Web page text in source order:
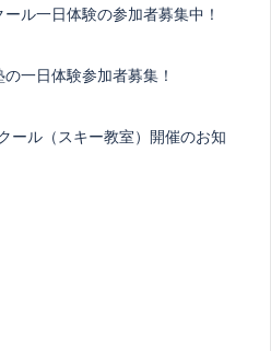
ル一日体験の参加者募集中！
一日体験参加者募集！
ール（スキー教室）開催のお知